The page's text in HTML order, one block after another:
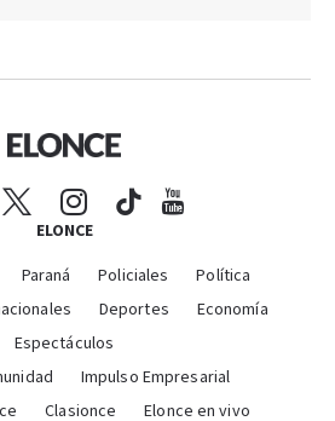
ELONCE
Paraná Policiales
Política
Deportes
Economía
Espectáculos
Impulso Empresarial
Clasionce Elonce en vivo